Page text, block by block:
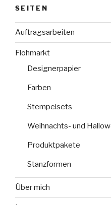
SEITEN
Auftragsarbeiten
Flohmarkt
Designerpapier
Farben
Stempelsets
Weihnachts- und
Produktpakete
Stanzformen
Über mich